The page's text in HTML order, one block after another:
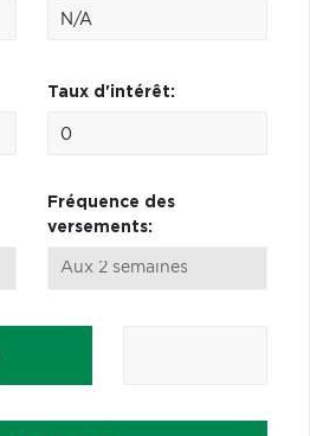
Taux d'intérêt:
Fréquence des
versements: